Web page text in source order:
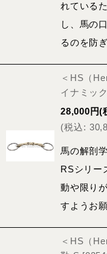
れている
し、馬の
るのを防
＜HS（
イナミッ
28,000 円(
(税込:
馬の解剖
RSシリー
動や限り
すようお
＜HS（